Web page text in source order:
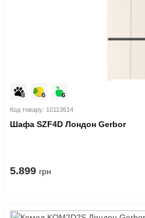
Код товару: 10113614
Шафа SZF4D Лондон Gerbor
5.899 грн